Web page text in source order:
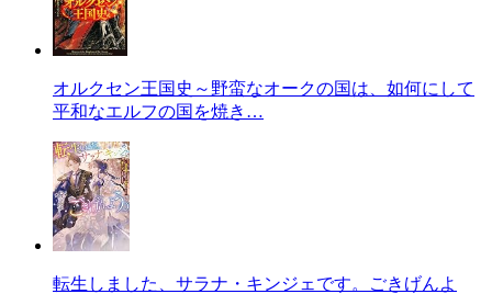
オルクセン王国史～野蛮なオークの国は、如何にして
平和なエルフの国を焼き…
転生しました、サラナ・キンジェです。ごきげんよ